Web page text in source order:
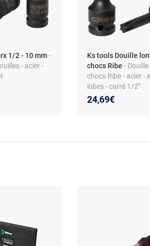
1/2 - 10 mm-
- acier -
Ks tools Douille
chocs Ribe -
chocs Ribe - acier -
lobes - carré 1/2"
24,69€